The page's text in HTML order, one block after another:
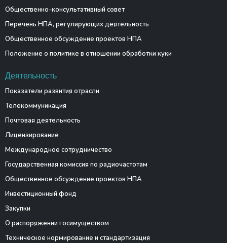
Общественно-консультативный совет
Перечень НПА, регулирующих деятельность
Общественное обсуждение проектов НПА
Положение о политике в отношении обработки куки
Деятельность
Показатели развития отрасли
Телекоммуникация
Почтовая деятельность
Лицензирование
Международное сотрудничество
Государственная комиссия по радиочастотам
Общественное обсуждение проектов НПА
Инвестиционный фонд
Закупки
О распоряжении госимуществом
Техническое нормирование и стандартизация